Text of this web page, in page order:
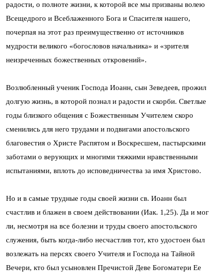
радости, о полноте жизни, к которой все мы призваны волею
Всещедрого и Всеблаженного Бога и Спасителя нашего,
почерпая на этот раз преимущественно от источников
мудрости великого «богословов начальника» и «зрителя
неизреченных божественных откровений».
Возлюбленный ученик Господа Иоанн, сын Зеведеев, прожил
долгую жизнь, в которой познал и радости и скорби. Светлые
годы близкого общения с Божественным Учителем скоро
сменились для него трудами и подвигами апостольского
благовестия о Христе Распятом и Воскресшем, пастырскими
заботами о верующих и многими тяжкими нравственными
испытаниями, вплоть до исповедничества за имя Христово.
Но и в самые трудные годы своей жизни св. Иоанн был
счастлив и блажен в своем действовании (Иак. 1,25). Да и мог
ли, несмотря на все болезни и труды своего апостольского
служения, быть когда-либо несчастлив тот, кто удостоен был
возлежать на персях своего Учителя и Господа на Тайной
Вечери, кто был усыновлен Пречистой Деве Богоматери Ее